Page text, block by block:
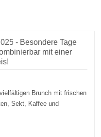
- Besondere Tage
mit einer
Brunch mit frischen
Sekt, Kaffee und